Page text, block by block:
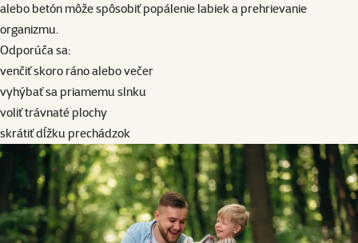
alebo betón môže spôsobiť popálenie labiek a prehrievanie
organizmu.
Odporúča sa:
venčiť skoro ráno alebo večer
vyhýbať sa priamemu slnku
voliť trávnaté plochy
skrátiť dĺžku prechádzok